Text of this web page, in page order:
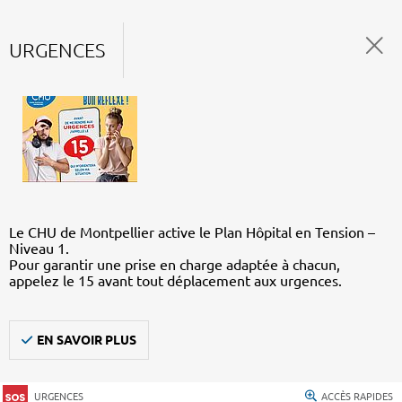
URGENCES
Le CHU de Montpellier active le Plan Hôpital en Tension –
Niveau 1.
Pour garantir une prise en charge adaptée à chacun,
appelez le 15 avant tout déplacement aux urgences.
EN SAVOIR PLUS
URGENCES ACCÈS RAPIDES